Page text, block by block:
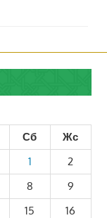
Сб
Жс
1
2
8
9
15
16